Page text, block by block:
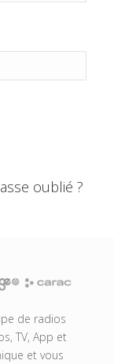
oublié ?
de radios
TV, App et
et vous